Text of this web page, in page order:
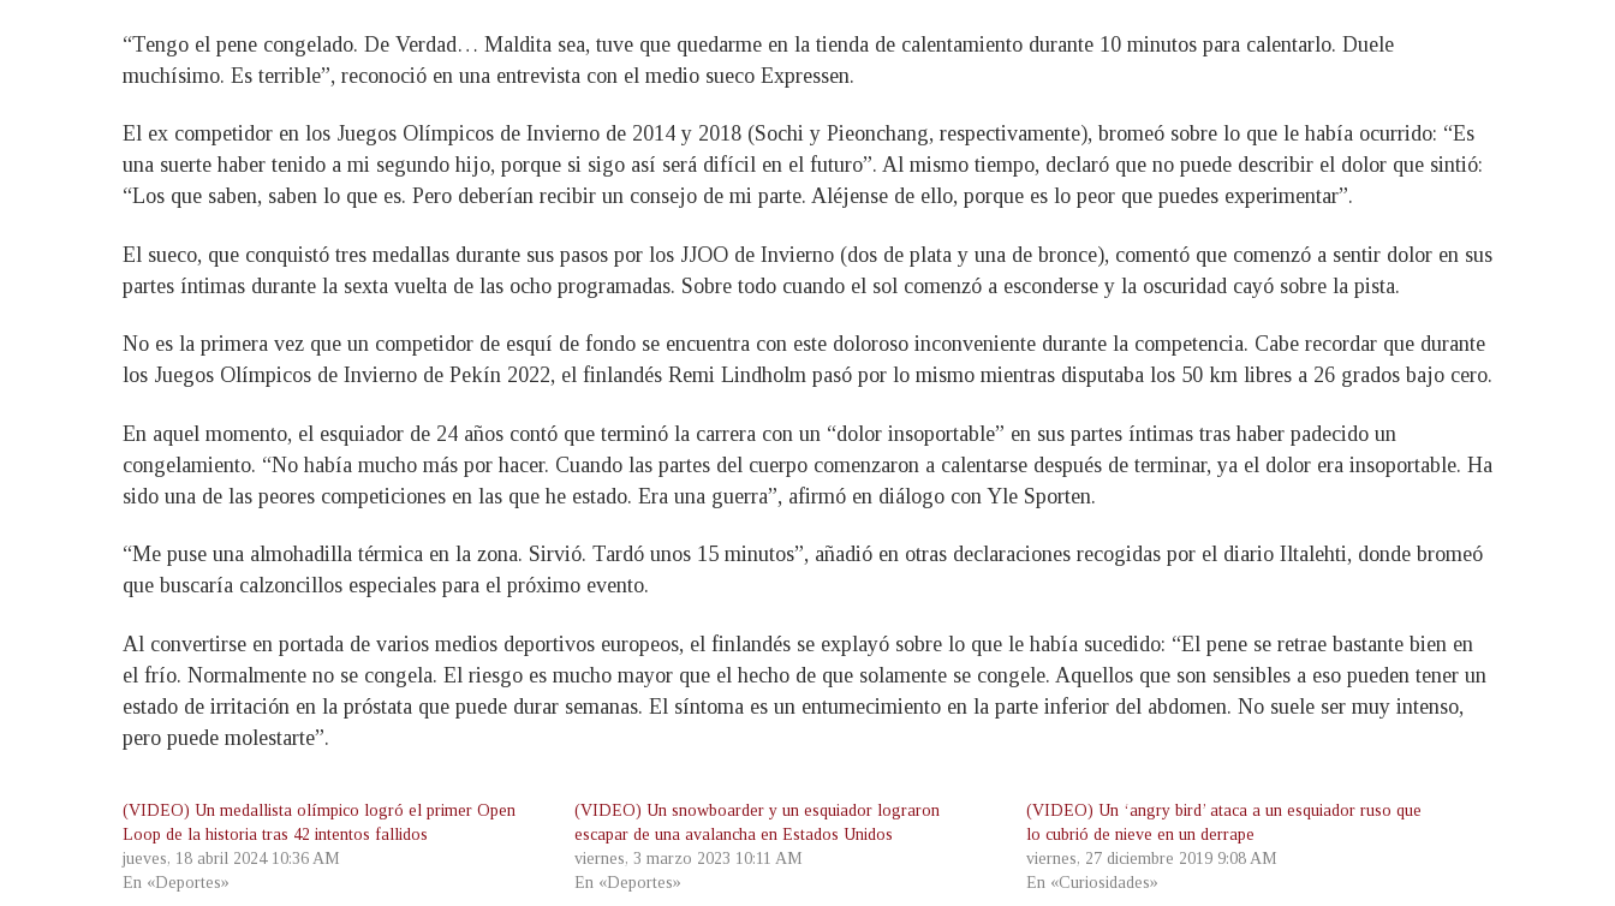
“Tengo el pene congelado. De Verdad… Maldita sea, tuve que quedarme en la tienda de calentamiento durante 10 minutos para calentarlo. Duele
muchísimo. Es terrible”, reconoció en una entrevista con el medio sueco Expressen.
El ex competidor en los Juegos Olímpicos de Invierno de 2014 y 2018 (Sochi y Pieonchang, respectivamente), bromeó sobre lo que le había ocurrido: “Es
una suerte haber tenido a mi segundo hijo, porque si sigo así será difícil en el futuro”. Al mismo tiempo, declaró que no puede describir el dolor que sintió:
“Los que saben, saben lo que es. Pero deberían recibir un consejo de mi parte. Aléjense de ello, porque es lo peor que puedes experimentar”.
El sueco, que conquistó tres medallas durante sus pasos por los JJOO de Invierno (dos de plata y una de bronce), comentó que comenzó a sentir dolor en sus
partes íntimas durante la sexta vuelta de las ocho programadas. Sobre todo cuando el sol comenzó a esconderse y la oscuridad cayó sobre la pista.
No es la primera vez que un competidor de esquí de fondo se encuentra con este doloroso inconveniente durante la competencia. Cabe recordar que durante
los Juegos Olímpicos de Invierno de Pekín 2022, el finlandés Remi Lindholm pasó por lo mismo mientras disputaba los 50 km libres a 26 grados bajo cero.
En aquel momento, el esquiador de 24 años contó que terminó la carrera con un “dolor insoportable” en sus partes íntimas tras haber padecido un
congelamiento. “No había mucho más por hacer. Cuando las partes del cuerpo comenzaron a calentarse después de terminar, ya el dolor era insoportable. Ha
sido una de las peores competiciones en las que he estado. Era una guerra”, afirmó en diálogo con Yle Sporten.
“Me puse una almohadilla térmica en la zona. Sirvió. Tardó unos 15 minutos”, añadió en otras declaraciones recogidas por el diario Iltalehti, donde bromeó
que buscaría calzoncillos especiales para el próximo evento.
Al convertirse en portada de varios medios deportivos europeos, el finlandés se explayó sobre lo que le había sucedido: “El pene se retrae bastante bien en
el frío. Normalmente no se congela. El riesgo es mucho mayor que el hecho de que solamente se congele. Aquellos que son sensibles a eso pueden tener un
estado de irritación en la próstata que puede durar semanas. El síntoma es un entumecimiento en la parte inferior del abdomen. No suele ser muy intenso,
pero puede molestarte”.
(VIDEO) Un medallista olímpico logró el primer Open
Loop de la historia tras 42 intentos fallidos
jueves, 18 abril 2024 10:36 AM
En «Deportes»
(VIDEO) Un snowboarder y un esquiador lograron
escapar de una avalancha en Estados Unidos
viernes, 3 marzo 2023 10:11 AM
En «Deportes»
(VIDEO) Un ‘angry bird’ ataca a un esquiador ruso que
lo cubrió de nieve en un derrape
viernes, 27 diciembre 2019 9:08 AM
En «Curiosidades»